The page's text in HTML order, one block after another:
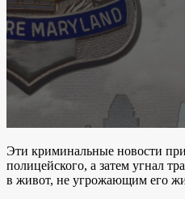
Эти криминальные новости
полицейского, а затем угнал
в живот, не угрожающим его